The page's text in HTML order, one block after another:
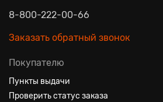
8-800-222-00-66
Заказать обратный звонок
Покупателю
Пункты выдачи
Проверить статус заказа